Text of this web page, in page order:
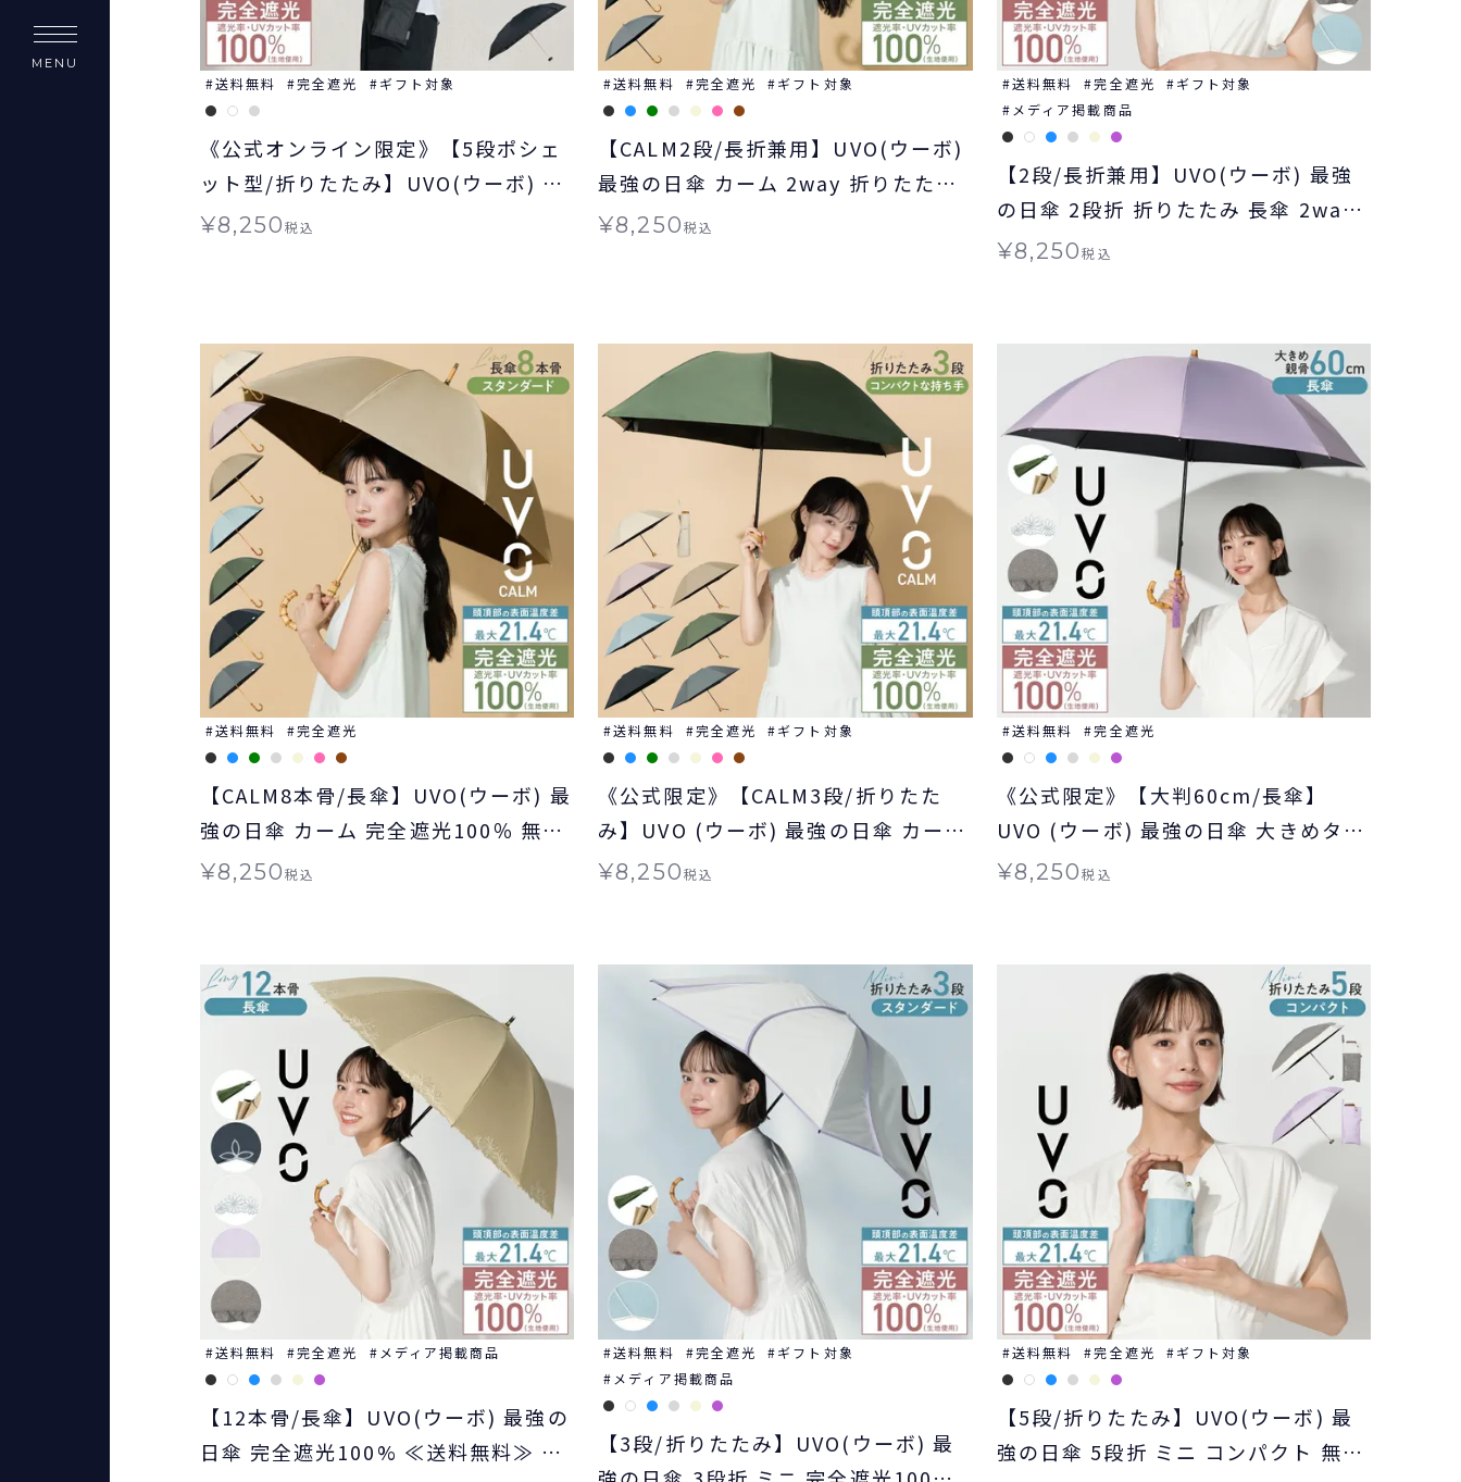
送料無料 完全遮光 ギフト対象
《公式オンライン限定》【5段ポシェ
ット型/折りたたみ】UVO(ウーボ) 最
強の日傘 シャーリングストラップポ
¥8,250税込
送料無料 完全遮光 ギフト対象
【CALM2段/長折兼用】UVO(ウーボ)
最強の日傘 カーム 2way 折りたたみ
長傘 2段折 完全遮光100％ 無地 日傘
¥8,250税込
送料無料 完全遮光
ギフト対象
メディア掲載商品
【2段/長折兼用】UVO(ウーボ) 最強
の日傘 2段折 折りたたみ 長傘 2way
ミニ 完全遮光100% ギフト対象 ≪送
¥8,250税込
送料無料 完全遮光
【CALM8本骨/長傘】UVO(ウーボ) 最
強の日傘 カーム 完全遮光100％ 無地
日傘 ≪送料無料≫ 晴雨兼用
¥8,250税込
送料無料 完全遮光 ギフト対象
《公式限定》【CALM3段/折りたた
み】UVO (ウーボ) 最強の日傘 カーム
3段折 完全遮光100％ 無地 mini ギフ
¥8,250税込
送料無料 完全遮光
《公式限定》【大判60cm/長傘】
UVO (ウーボ) 最強の日傘 大きめタイ
プ ≪送料無料≫ 晴雨兼用
¥8,250税込
送料無料 完全遮光 メディア掲載商品
【12本骨/長傘】UVO(ウーボ) 最強の
日傘 完全遮光100% ≪送料無料≫ 晴
送料無料 完全遮光
ギフト対象
メディア掲載商品
【3段/折りたたみ】UVO(ウーボ) 最
送料無料 完全遮光 ギフト対象
【5段/折りたたみ】UVO(ウーボ) 最
強の日傘 5段折 ミニ コンパクト 無地
MENU